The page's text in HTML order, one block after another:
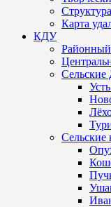
Карта
КДУ
Сельские
Сельские